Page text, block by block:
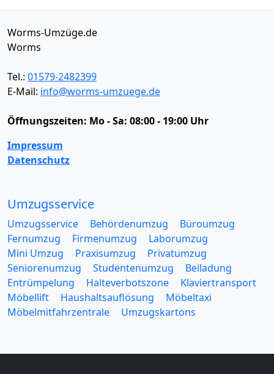
Worms-Umzüge.de
Worms
Tel.: 01579-2482399
E-Mail: info@worms-umzuege.de
Öffnungszeiten: Mo - Sa: 08:00 - 19:00 Uhr
Impressum
Datenschutz
Umzugsservice
Umzugsservice Behördenumzug
Büroumzug
Fernumzug
Firmenumzug
Laborumzug
Mini Umzug
Praxisumzug
Privatumzug
Seniorenumzug
Studentenumzug
Beiladung
Entrümpelung
Halteverbotszone
Klaviertransport
Möbellift
Haushaltsauflösung
Möbeltaxi
Möbelmitfahrzentrale
Umzugskartons